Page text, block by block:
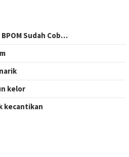
Sudah Cob…
kelor
kecantikan